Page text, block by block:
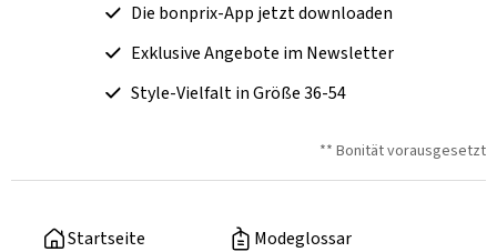
Die bonprix-App jetzt downloaden
Exklusive Angebote im Newsletter
Style-Vielfalt in Größe 36-54
** Bonität vorausgesetzt
Startseite
Modeglossar